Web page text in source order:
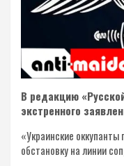
В редакцию
экстренного
«Украинские
обстановку на линии